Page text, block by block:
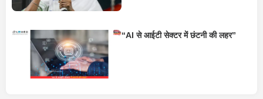
“AI से आईटी सेक्टर में छंटनी की लहर”